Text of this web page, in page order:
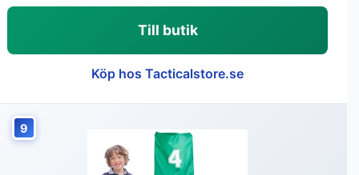
Till butik
Köp hos Tacticalstore.se
9